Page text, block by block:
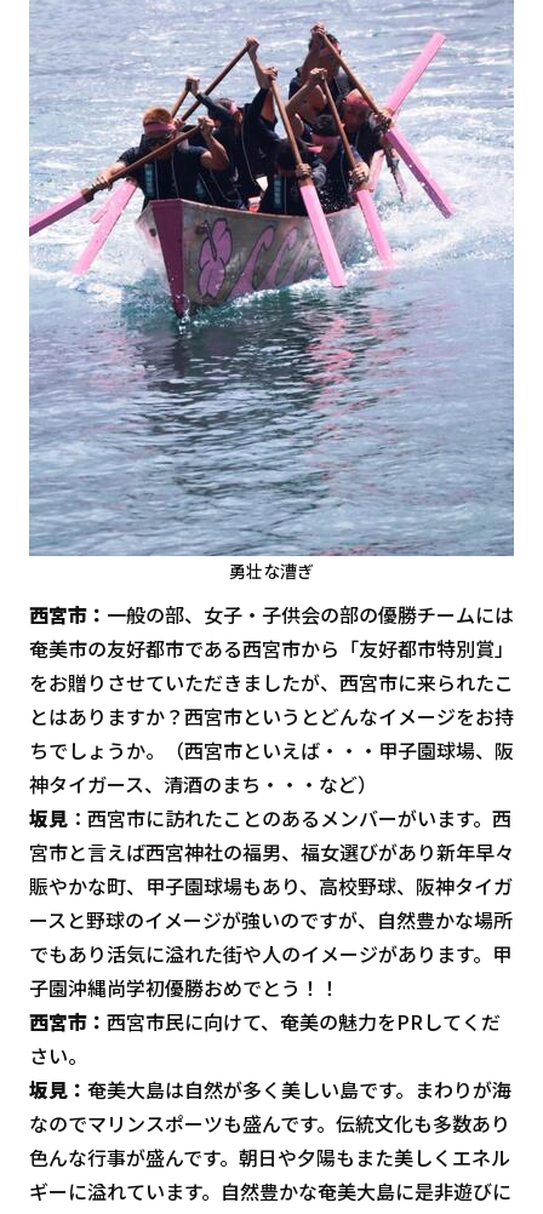
勇壮な漕ぎ
西宮市： 一般の部、女子・子供会の部の優勝チームには
奄美市の友好都市である西宮市から「友好都市特別賞」
をお贈りさせていただきましたが、西宮市に来られたこ
とはありますか？西宮市というとどんなイメージをお持
ちでしょうか。（西宮市といえば・・・甲子園球場、阪
神タイガース、清酒のまち・・・など）
坂見：西宮市に訪れたことのあるメンバーがいます。西
宮市と言えば西宮神社の福男、福女選びがあり新年早々
賑やかな町、甲子園球場もあり、高校野球、阪神タイガ
ースと野球のイメージが強いのですが、自然豊かな場所
でもあり活気に溢れた街や人のイメージがあります。甲
子園沖縄尚学初優勝おめでとう！！
西宮市： 西宮市民に向けて、奄美の魅力をPRしてくだ
さい。
坂見： 奄美大島は自然が多く美しい島です。まわりが海
なのでマリンスポーツも盛んです。伝統文化も多数あり
色んな行事が盛んです。朝日や夕陽もまた美しくエネル
ギーに溢れています。自然豊かな奄美大島に是非遊びに